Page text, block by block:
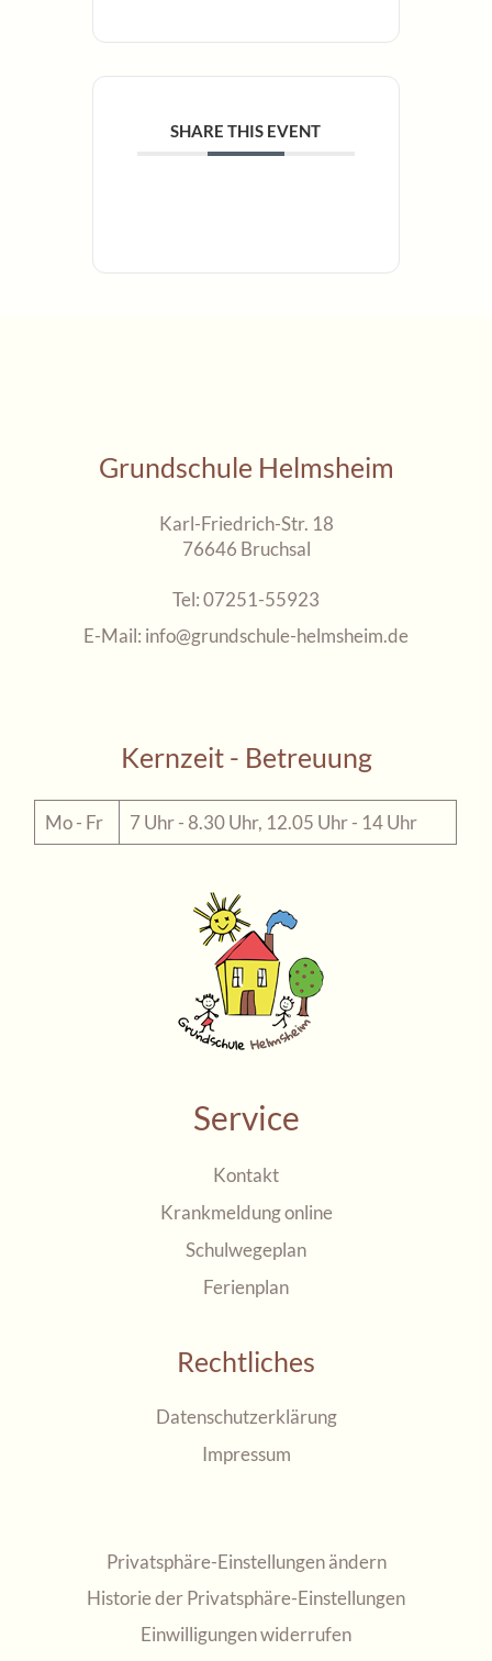
SHARE THIS EVENT
Grundschule Helmsheim
Karl-Friedrich-Str. 18
76646 Bruchsal
Tel:07251-55923
E-Mail: info@grundschule-helmsheim.de
Kernzeit - Betreuung
Mo - Fr 7 Uhr - 8.30 Uhr, 12.05 Uhr - 14 Uhr
Service
Kontakt
Krankmeldung online
Schulwegeplan
Ferienplan
Rechtliches
Datenschutzerklärung
Impressum
Privatsphäre-Einstellungen ändern
Historie der Privatsphäre-Einstellungen
Einwilligungen widerrufen